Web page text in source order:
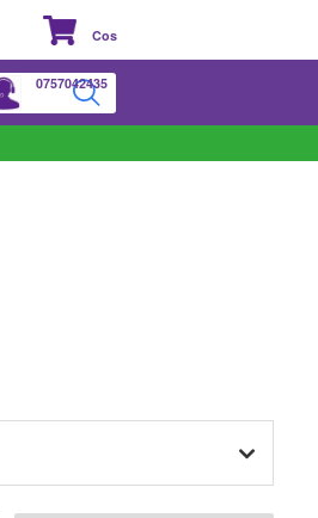
Cos
0757042435